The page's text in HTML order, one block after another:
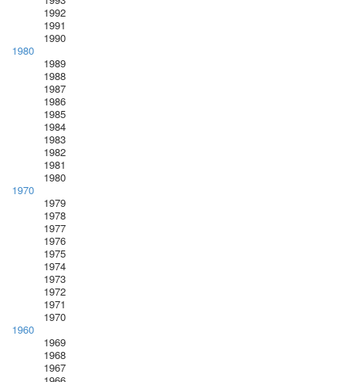
1992
1991
1990
1980
1989
1988
1987
1986
1985
1984
1983
1982
1981
1980
1970
1979
1978
1977
1976
1975
1974
1973
1972
1971
1970
1960
1969
1968
1967